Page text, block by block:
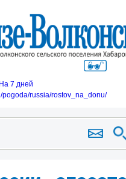
На 7 дней
pogoda/russia/rostov_na_donu/